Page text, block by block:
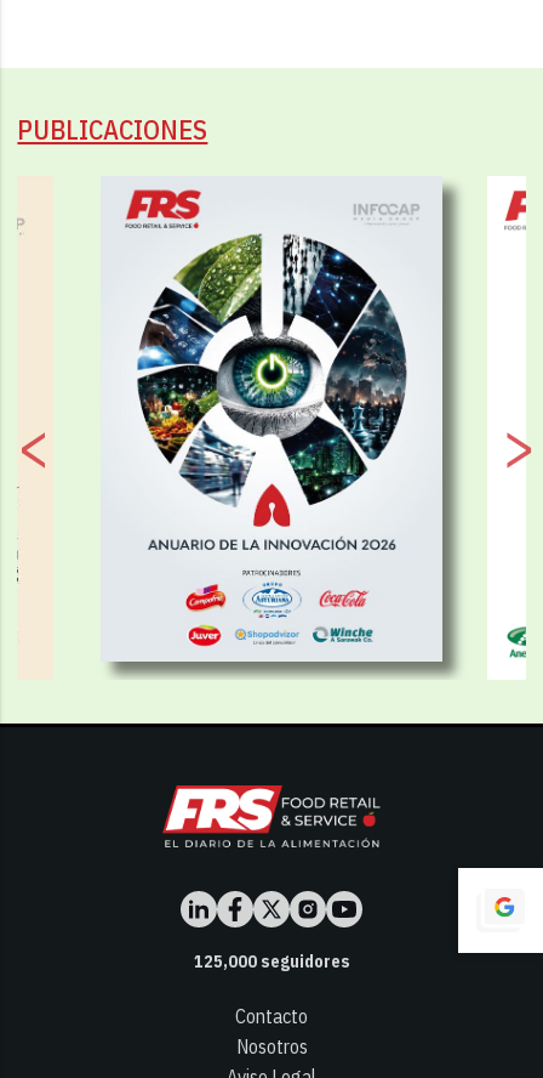
PUBLICACIONES
125,000seguidores
Contacto
Nosotros